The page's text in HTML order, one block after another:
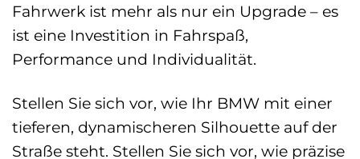
Fahrwerk ist mehr als nur ein Upgrade – es
ist eine Investition in Fahrspaß,
Performance und Individualität.
Stellen Sie sich vor, wie Ihr BMW mit einer
tieferen, dynamischeren Silhouette auf der
Straße steht. Stellen Sie sich vor, wie präzise